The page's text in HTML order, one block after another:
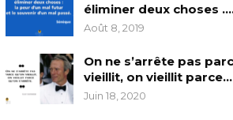
éliminer deux choses
Août 8, 2019
On ne s’arrête pas
vieillit, on vieillit parce…
Juin 18, 2020